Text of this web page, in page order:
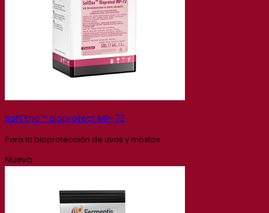
SafŒno™ Bioprotect MP-72
Para la bioprotección de uvas y mostos
Nuevo